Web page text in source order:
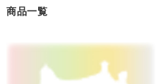
商品一覧